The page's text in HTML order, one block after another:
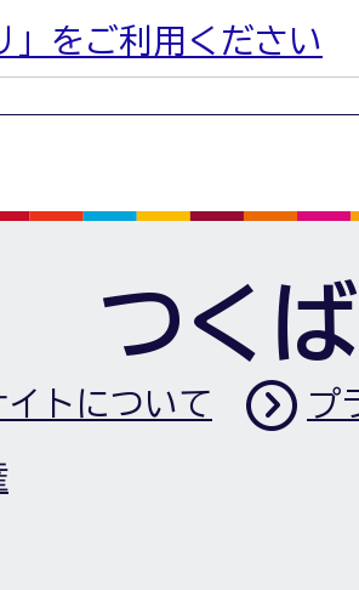
」をご利用ください
つく
イトについて プ